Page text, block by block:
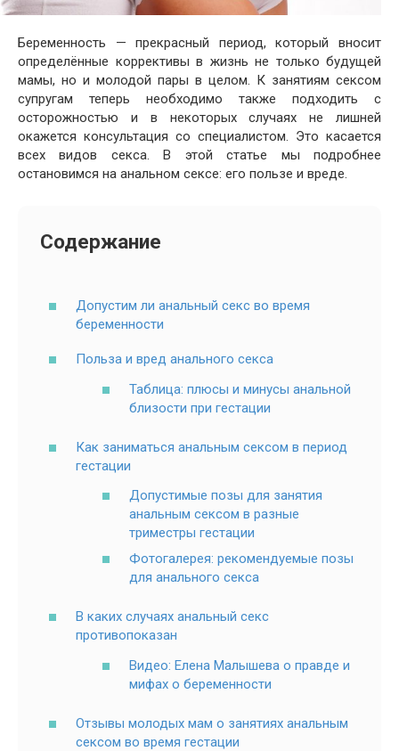
Беременность — прекрасный период, который вносит
определённые коррективы в жизнь не только будущей
мамы, но и молодой пары в целом. К занятиям сексом
супругам теперь необходимо также подходить с
осторожностью и в некоторых случаях не лишней
окажется консультация со специалистом. Это касается
всех видов секса. В этой статье мы подробнее
остановимся на анальном сексе: его пользе и вреде.
Содержание
Допустим ли анальный секс во время
беременности
Польза и вред анального секса
Таблица: плюсы и минусы анальной
близости при гестации
Как заниматься анальным сексом в период
гестации
Допустимые позы для занятия
анальным сексом в разные
триместры гестации
Фотогалерея: рекомендуемые позы
для анального секса
В каких случаях анальный секс
противопоказан
Видео: Елена Малышева о правде и
мифах о беременности
Отзывы молодых мам о занятиях анальным
сексом во время гестации